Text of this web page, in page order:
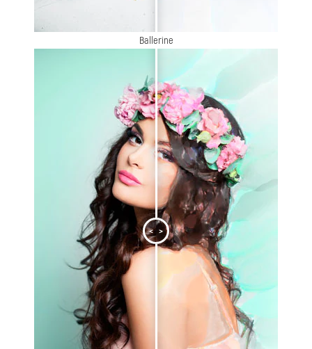
Ballerine
< >